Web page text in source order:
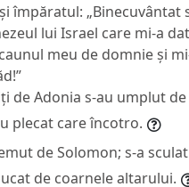
împăratul: „Binecuvântat
lui Israel care mi-a
meu de domnie și
de Adonia s-au umplut de
plecat care încotro.
de Solomon; s-a
de coarnele altarului.